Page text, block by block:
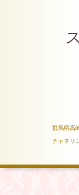
ス
グ
群馬県高
チャネリ